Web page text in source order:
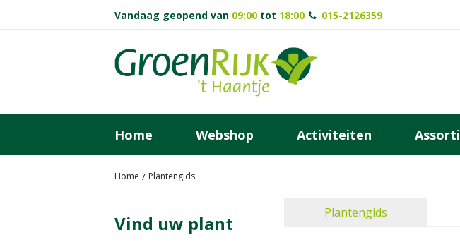
Home Plantengids
Vandaag geopend van 09:00 tot 18:00 015-2126359
Home Webshop Activiteiten
Plantengids
Vind uw plant